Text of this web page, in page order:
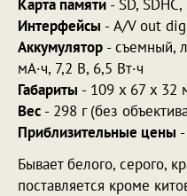
Карта памяти - SD, SDHC,
Интерфейсы - A/V out
Аккумулятор - съемный,
мА·ч, 7,2 В, 6,5 Вт·ч
Габариты - 109 x 67 x 32
Вес - 298 г (без
Приблизительные цены
Бывает белого, серого,
поставляется кроме